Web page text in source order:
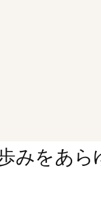
みをあら